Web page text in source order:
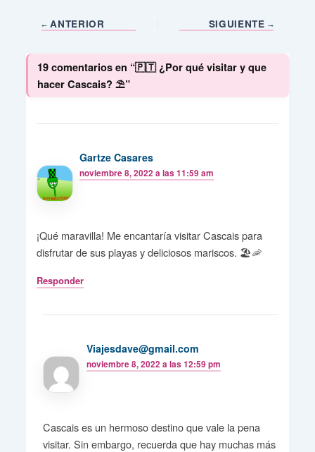
ANTERIOR SIGUIENTE
19 comentarios en “🇵🇹 ¿Por qué visitar y que
hacer Cascais? ⛱️”
Gartze Casares
noviembre 8, 2022 a las 11:59 am
¡Qué maravilla! Me encantaría visitar Cascais para
disfrutar de sus playas y deliciosos mariscos. 🏖️🦐
Responder
Viajesdave@gmail.com
noviembre 8, 2022 a las 12:59 pm
Cascais es un hermoso destino que vale la pena
visitar. Sin embargo, recuerda que hay muchas más